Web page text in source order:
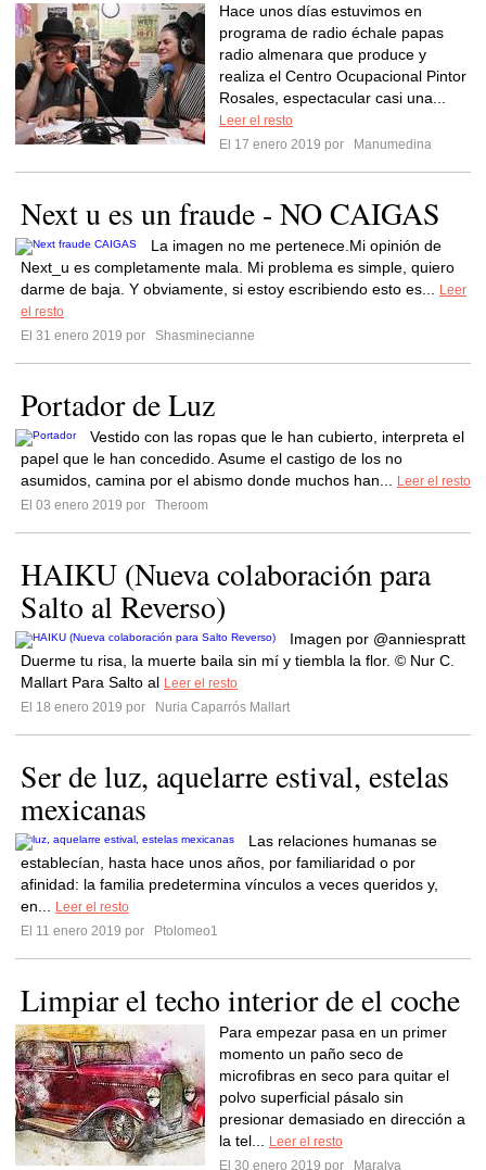
Hace unos días estuvimos en
programa de radio échale papas
radio almenara que produce y
realiza el Centro Ocupacional Pintor
Rosales, espectacular casi una...
Leer el resto
El 17 enero 2019 por
Manumedina
Next u es un fraude - NO CAIGAS
La imagen no me pertenece.Mi opinión de
Next_u es completamente mala. Mi problema es simple, quiero
darme de baja. Y obviamente, si estoy escribiendo esto es...
Leer
el resto
El 31 enero 2019 por
Shasminecianne
Portador de Luz
Vestido con las ropas que le han cubierto, interpreta el
papel que le han concedido. Asume el castigo de los no
asumidos, camina por el abismo donde muchos han...
Leer el resto
El 03 enero 2019 por
Theroom
HAIKU (Nueva colaboración para
Salto al Reverso)
Imagen por @anniespratt
Duerme tu risa, la muerte baila sin mí y tiembla la flor. © Nur C.
Mallart Para Salto al Leer el resto
El 18 enero 2019 por
Nuria Caparrós Mallart
Ser de luz, aquelarre estival, estelas
mexicanas
Las relaciones humanas se
establecían, hasta hace unos años, por familiaridad o por
afinidad: la familia predetermina vínculos a veces queridos y,
en...
Leer el resto
El 11 enero 2019 por
Ptolomeo1
Limpiar el techo interior de el coche
Para empezar pasa en un primer
momento un paño seco de
microfibras en seco para quitar el
polvo superficial pásalo sin
presionar demasiado en dirección a
la tel...
Leer el resto
El 30 enero 2019 por
Maralva